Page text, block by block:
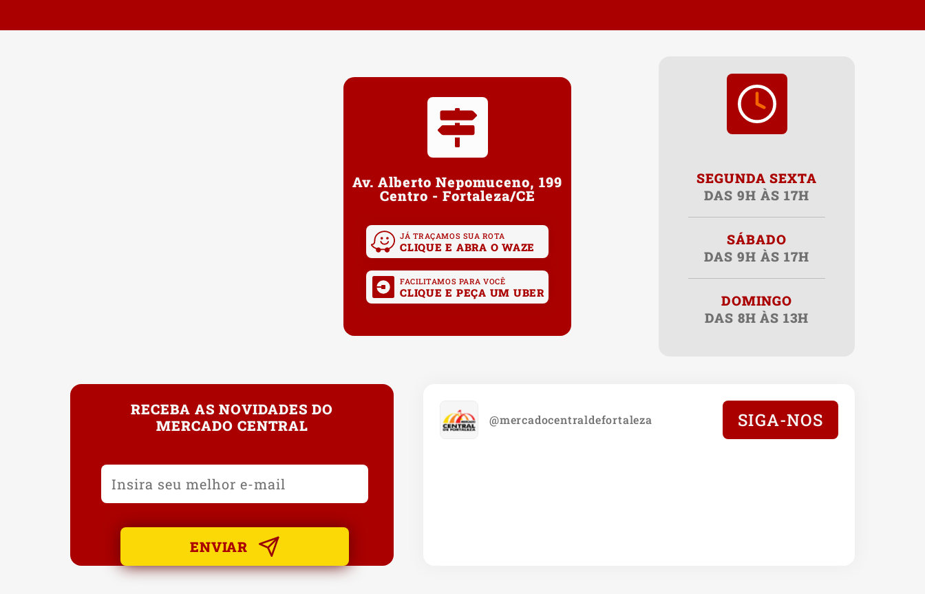
Av. Alberto Nepomuceno, 199
Centro - Fortaleza/CE
JÁ TRAÇAMOS SUA ROTA
CLIQUE E ABRA O WAZE
FACILITAMOS PARA VOCÊ
CLIQUE E PEÇA UM UBER
SEGUNDA SEXTA
DAS 9H ÀS 17H
SÁBADO
DAS 9H ÀS 17H
DOMINGO
DAS 8H ÀS 13H
RECEBA AS NOVIDADES DO
MERCADO CENTRAL
ENVIAR
@mercadocentraldefortaleza SIGA-NOS